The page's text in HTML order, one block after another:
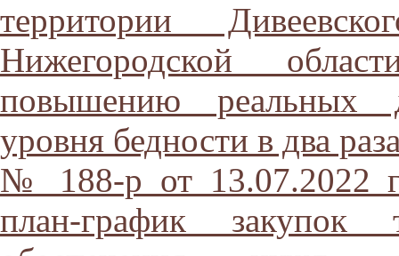
территории
Нижегородской
повышению реальных
уровня бедности в два
№ 188-р от 13.07.2022
план-график